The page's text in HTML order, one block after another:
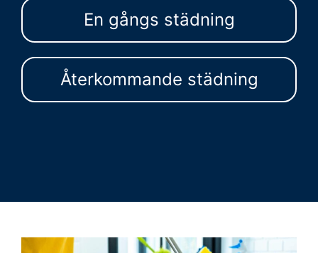
En gångs städning
Återkommande städning